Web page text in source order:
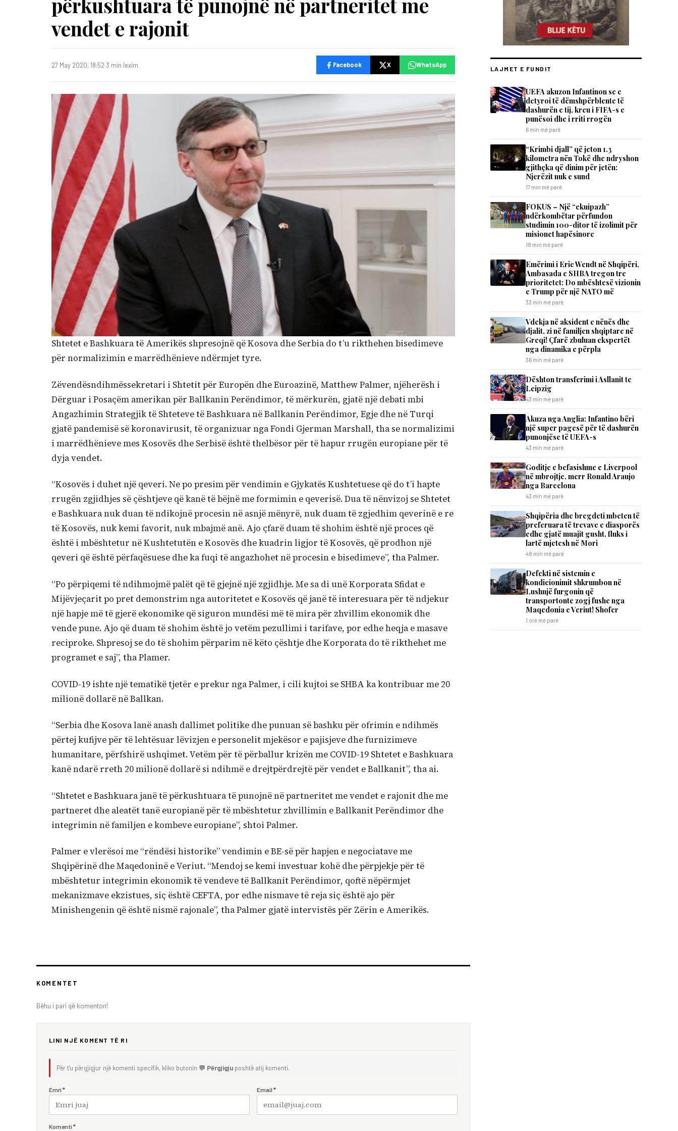
vendet e rajonit
27 May 2020, 18:52·3 min lexim Facebook X WhatsApp
Shtetet e Bashkuara të Amerikës shpresojnë që Kosova dhe Serbia do t’u rikthehen bisedimeve
për normalizimin e marrëdhënieve ndërmjet tyre.
Zëvendësndihmëssekretari i Shtetit për Europën dhe Euroazinë, Matthew Palmer, njëherësh i
Dërguar i Posaçëm amerikan për Ballkanin Perëndimor, të mërkurën, gjatë një debati mbi
Angazhimin Strategjik të Shteteve të Bashkuara në Ballkanin Perëndimor, Egje dhe në Turqi
gjatë pandemisë së koronavirusit, të organizuar nga Fondi Gjerman Marshall, tha se normalizimi
i marrëdhënieve mes Kosovës dhe Serbisë është thelbësor për të hapur rrugën europiane për të
dyja vendet.
“Kosovës i duhet një qeveri. Ne po presim për vendimin e Gjykatës Kushtetuese që do t’i hapte
rrugën zgjidhjes së çështjeve që kanë të bëjnë me formimin e qeverisë. Dua të nënvizoj se Shtetet
e Bashkuara nuk duan të ndikojnë procesin në asnjë mënyrë, nuk duam të zgjedhim qeverinë e re
të Kosovës, nuk kemi favorit, nuk mbajmë anë. Ajo çfarë duam të shohim është një proces që
është i mbështetur në Kushtetutën e Kosovës dhe kuadrin ligjor të Kosovës, që prodhon një
qeveri që është përfaqësuese dhe ka fuqi të angazhohet në procesin e bisedimeve”, tha Palmer.
“Po përpiqemi të ndihmojmë palët që të gjejnë një zgjidhje. Me sa di unë Korporata Sfidat e
Mijëvjeçarit po pret demonstrim nga autoritetet e Kosovës që janë të interesuara për të ndjekur
një hapje më të gjerë ekonomike që siguron mundësi më të mira për zhvillim ekonomik dhe
vende pune. Ajo që duam të shohim është jo vetëm pezullimi i tarifave, por edhe heqja e masave
reciproke. Shpresoj se do të shohim përparim në këto çështje dhe Korporata do të rikthehet me
programet e saj”, tha Plamer.
COVID-19 ishte një tematikë tjetër e prekur nga Palmer, i cili kujtoi se SHBA ka kontribuar me 20
milionë dollarë në Ballkan.
“Serbia dhe Kosova lanë anash dallimet politike dhe punuan së bashku për ofrimin e ndihmës
përtej kufijve për të lehtësuar lëvizjen e personelit mjekësor e pajisjeve dhe furnizimeve
humanitare, përfshirë ushqimet. Vetëm për të përballur krizën me COVID-19 Shtetet e Bashkuara
kanë ndarë rreth 20 milionë dollarë si ndihmë e drejtpërdrejtë për vendet e Ballkanit”, tha ai.
“Shtetet e Bashkuara janë të përkushtuara të punojnë në partneritet me vendet e rajonit dhe me
partneret dhe aleatët tanë europianë për të mbështetur zhvillimin e Ballkanit Perëndimor dhe
integrimin në familjen e kombeve europiane”, shtoi Palmer.
Palmer e vlerësoi me “rëndësi historike” vendimin e BE-së për hapjen e negociatave me
Shqipërinë dhe Maqedoninë e Veriut. “Mendoj se kemi investuar kohë dhe përpjekje për të
mbështetur integrimin ekonomik të vendeve të Ballkanit Perëndimor, qoftë nëpërmjet
mekanizmave ekzistues, siç është CEFTA, por edhe nismave të reja siç është ajo për
Minishengenin që është nismë rajonale”, tha Palmer gjatë intervistës për Zërin e Amerikës.
KOMENTET
Bëhu i pari që komenton!
LINI NJË KOMENT TË RI
Për t'u përgjigjur një komenti specifik, kliko butonin 💬 Përgjigju poshtë atij komenti.
Emri * Email *
Komenti *
LAJMET E FUNDIT
UEFA akuzon Infantinon se e
detyroi të dëmshpërblente të
dashurën e tij, kreu i FIFA-s e
punësoi dhe i rriti rrogën
6 min më parë
“Krimbi djall” që jeton 1.3
kilometra nën Tokë dhe ndryshon
gjithçka që dinim për jetën:
Njerëzit nuk e sund
17 min më parë
FOKUS – Një “ekuipazh”
ndërkombëtar përfundon
studimin 100-ditor të izolimit për
misionet hapësinore
18 min më parë
Emërimi i Eric Wendt në Shqipëri,
Ambasada e SHBA tregon tre
prioritetet: Do mbështesë vizionin
e Trump për një NATO më
33 min më parë
Vdekja në aksident e nënës dhe
djalit, zi në familjen shqiptare në
Greqi! Çfarë zbuluan ekspertët
nga dinamika e përpla
36 min më parë
Dështon transferimi i Asllanit te
Leipzig
43 min më parë
Akuza nga Anglia: Infantino bëri
një super pagesë për të dashurën
punonjëse të UEFA-s
43 min më parë
Goditje e befasishme e Liverpool
në mbrojtje, merr Ronald Araujo
nga Barcelona
43 min më parë
Shqipëria dhe bregdeti mbeten të
preferuara të trevave e diasporës
edhe gjatë muajit gusht, fluks i
lartë mjetesh në Mori
48 min më parë
Defekti në sistemin e
kondicionimit shkrumbon në
Lushnjë furgonin që
transportonte zogj fushe nga
Maqedonia e Veriut! Shofer
1 orë më parë